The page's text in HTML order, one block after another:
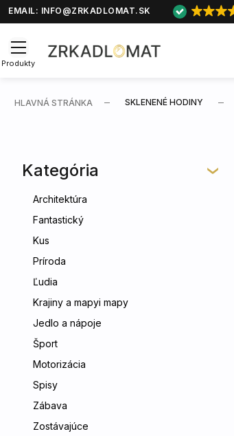
EMAIL: INFO@ZRKADLOMAT.SK
Produkty
HLAVNÁ STRÁNKA SKLENENÉ HODINY
Kategória
Architektúra
Fantastický
Kus
Príroda
Ľudia
Krajiny a mapyi mapy
Jedlo a nápoje
Šport
Motorizácia
Spisy
Zábava
Zostávajúce